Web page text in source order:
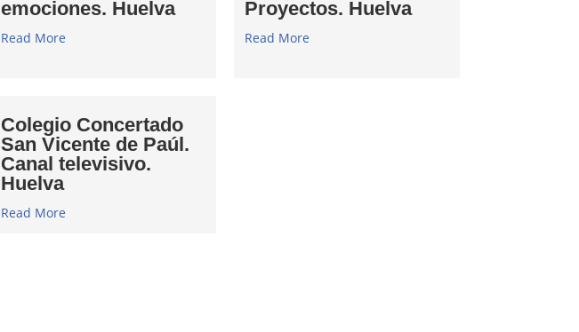
emociones. Huelva
Read More
Proyectos. Huelva
Read More
Colegio Concertado
San Vicente de Paúl.
Canal televisivo.
Huelva
Read More